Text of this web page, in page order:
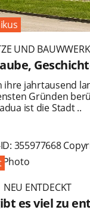
UND
ihre jahrtausend
Gründen
ist die Stadt ..
NEU ENTDECKT
es viel zu